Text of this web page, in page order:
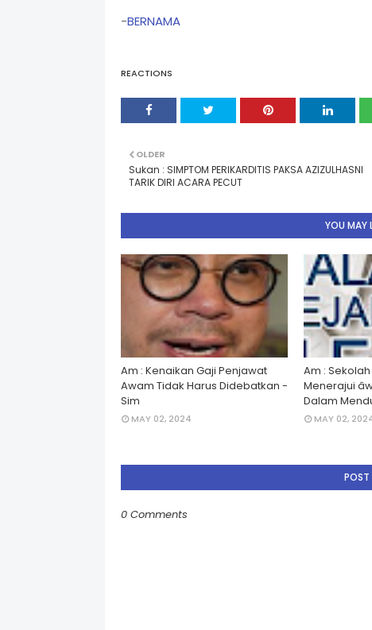
-BERNAMA
REACTIONS
OLDER
Sukan : SIMPTOM PERIKARDITIS PAKSA AZIZULHASNI
TARIK DIRI ACARA PECUT
YOU MAY
Am : Kenaikan Gaji Penjawat
Awam Tidak Harus Didebatkan -
Sim
MAY 02, 2024
Am :
Menerajui
Dalam
MAY 02,
0 Comments